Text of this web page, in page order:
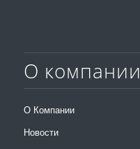
О компании
О Компании
Новости